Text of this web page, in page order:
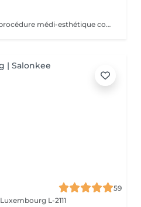
Le peeling chimique est une procédure médi-esthétique consistant provoquer une régénération cutanée accélérée et contrôlée par l'application de puissants agents exfoliants permettant d'agir à différentes profondeurs. Son action sur le tissu cutané favorise l'élimination des couches externes de la peau dans le but de stimuler la production de collagène et d'élastine. 1 soin : 150€ Forfait 5 soins : 675€
59
Luxembourg L-2111